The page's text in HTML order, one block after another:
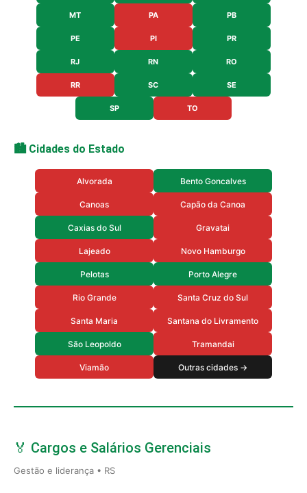
MT PA PB
PE PI PR
RJ RN RO
RR SC SE
SP TO
🏙️ Cidades do Estado
Alvorada Bento Goncalves
Canoas Capão da Canoa
Caxias do Sul Gravatai
Lajeado Novo Hamburgo
Pelotas Porto Alegre
Rio Grande Santa Cruz do Sul
Santa Maria Santana do Livramento
São Leopoldo Tramandai
Viamão Outras cidades →
🏅 Cargos e Salários Gerenciais
Gestão e liderança • RS